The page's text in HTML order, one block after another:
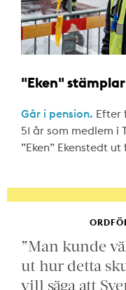
"Eken"
Går i pension. Efter
51 år som medlem
”Eken” Ekenstedt
”Man kunde
ut hur detta
vill säga att